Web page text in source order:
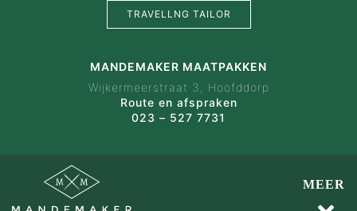
TRAVELLNG TAILOR
MANDEMAKER MAATPAKKEN
Wijkermeerstraat 3, Hoofddorp
Route en afspraken
023 – 527 7731
MEER